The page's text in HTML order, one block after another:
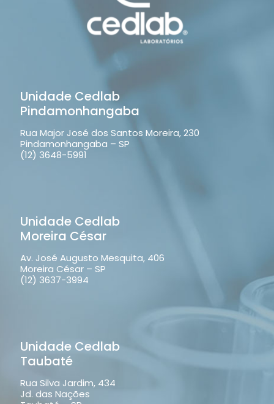
Unidade Cedlab
Pindamonhangaba
Rua Major José dos Santos Moreira, 230
Pindamonhangaba – SP
(12) 3648-5991
Unidade Cedlab
Moreira César
Av. José Augusto Mesquita, 406
Moreira César – SP
(12) 3637-3994
Unidade Cedlab
Taubaté
Rua Silva Jardim, 434
Jd. das Nações